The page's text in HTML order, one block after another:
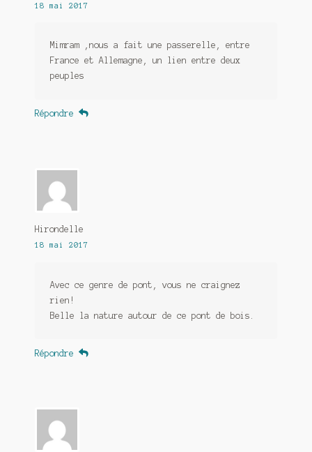
18 mai 2017
Mimram ,nous a fait une passerelle, entre
France et Allemagne, un lien entre deux
peuples
Répondre
Hirondelle
18 mai 2017
Avec ce genre de pont, vous ne craignez
rien!
Belle la nature autour de ce pont de bois.
Répondre